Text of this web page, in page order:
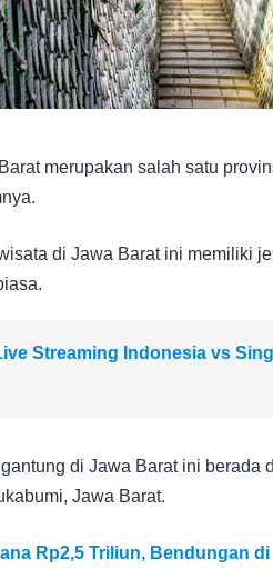
merupakan salah satu
di Jawa Barat ini memiliki
Streaming Indonesia vs
di Jawa Barat ini
Jawa Barat.
Rp2,5 Triliun, Bendungan